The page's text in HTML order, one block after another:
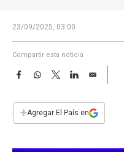
23/09/2025, 03:00
Compartir esta noticia
F
e
b
W
s
T
w
t
L
E
i
l
+Agregar El País en